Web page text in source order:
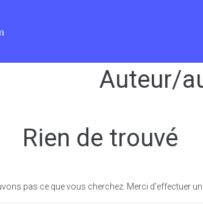
Auteur/
Rien de trouvé
pas ce que vous cherchez. Merci d’effectuer